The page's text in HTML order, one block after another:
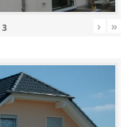
3 › »